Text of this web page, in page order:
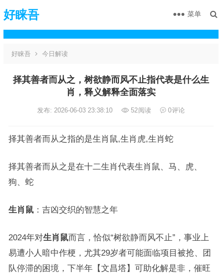
好睐吾 菜单
好睐吾 今日解读
择其善者而从之，树欲静而风不止指代表是什么生
肖，释义解释全面落实
发布: 2026-06-03 23:38:10 52阅读 0评论
择其善者而从之指的是生肖鼠,生肖虎,生肖蛇
择其善者而从之是在十二生肖代表生肖鼠、马、虎、
狗、蛇
生肖鼠：吉凶交织的智慧之年
2024年对生肖鼠而言，恰似“树欲静而风不止”，事业上
易遭小人暗中作梗，尤其29岁者可能面临项目被抢、团
队停滞的困境，下半年【文昌塔】可助化解是非，催旺